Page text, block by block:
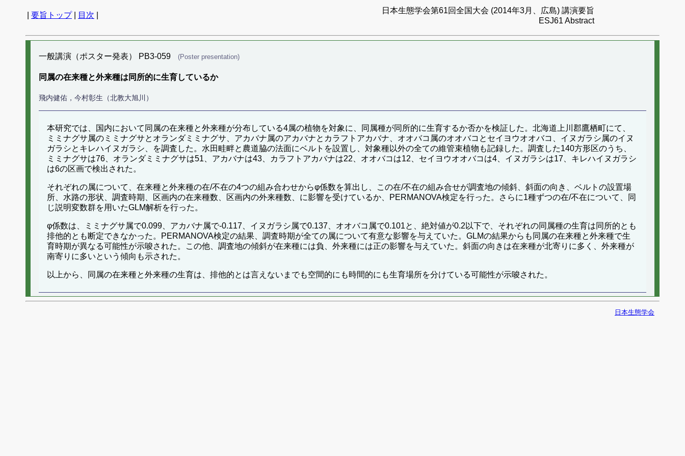
要旨トップ| 目次
日本生態学会第61回全国大会 (2014年3月、広島) 講演要旨
ESJ61 Abstract
一般講演（ポスター発表） PB3-059 (Poster presentation)
同属の在来種と外来種は同所的に生育しているか
飛内健佑，今村彰生（北教大旭川）
本研究では、国内において同属の在来種と外来種が分布している4属の植物を対象に、同属種が同所的に生育するか否かを検証した。北海道上川郡鷹栖町にて、
ミミナグサ属のミミナグサとオランダミミナグサ、アカバナ属のアカバナとカラフトアカバナ、オオバコ属のオオバコとセイヨウオオバコ、イヌガラシ属のイヌ
ガラシとキレハイヌガラシ、を調査した。水田畦畔と農道脇の法面にベルトを設置し、対象種以外の全ての維管束植物も記録した。調査した140方形区のうち、
ミミナグサは76、オランダミミナグサは51、アカバナは43、カラフトアカバナは22、オオバコは12、セイヨウオオバコは4、イヌガラシは17、キレハイヌガラシ
は6の区画で検出された。
それぞれの属について、在来種と外来種の在/不在の4つの組み合わせからφ係数を算出し、この在/不在の組み合せが調査地の傾斜、斜面の向き、ベルトの設置場
所、水路の形状、調査時期、区画内の在来種数、区画内の外来種数、に影響を受けているか、PERMANOVA検定を行った。さらに1種ずつの在/不在について、同
じ説明変数群を用いたGLM解析を行った。
φ係数は、ミミナグサ属で0.099、アカバナ属で-0.117、イヌガラシ属で0.137、オオバコ属で0.101と、絶対値が0.2以下で、それぞれの同属種の生育は同所的とも
排他的とも断定できなかった。PERMANOVA検定の結果、調査時期が全ての属について有意な影響を与えていた。GLMの結果からも同属の在来種と外来種で生
育時期が異なる可能性が示唆された。この他、調査地の傾斜が在来種には負、外来種には正の影響を与えていた。斜面の向きは在来種が北寄りに多く、外来種が
南寄りに多いという傾向も示された。
以上から、同属の在来種と外来種の生育は、排他的とは言えないまでも空間的にも時間的にも生育場所を分けている可能性が示唆された。
日本生態学会